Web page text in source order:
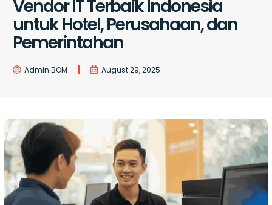
Vendor IT Terbaik Indonesia
untuk Hotel, Perusahaan, dan
Pemerintahan
Admin BOM August 29, 2025